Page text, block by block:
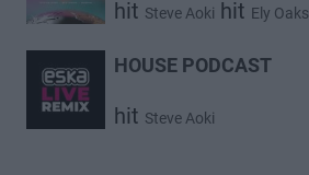
hit Steve Aoki hit Ely Oaks
HOUSE PODCAST
hit Steve Aoki